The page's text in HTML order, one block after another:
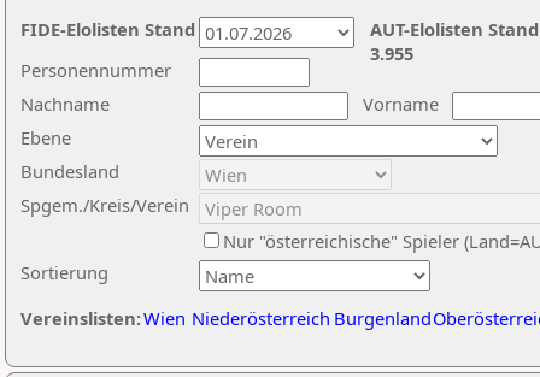
Nachname
Vorname
Ebene
Sortierung
Personennummer
Bundesland
Spgem./Kreis/Verein
Nur "österreichische" Spieler
Vereinslisten:Wien Niederösterreich Burgenland
AUT-Elolisten
3.955
FIDE-Elolisten Stand